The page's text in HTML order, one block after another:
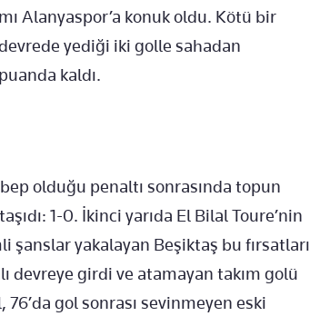
Alanyaspor’a konuk oldu. Kötü bir
yediği iki golle sahadan
kaldı.
olduğu penaltı sonrasında topun
1-0. İkinci yarıda El Bilal Toure’nin
yakalayan Beşiktaş bu fırsatları
devreye girdi ve atamayan takım golü
gol sonrası sevinmeyen eski